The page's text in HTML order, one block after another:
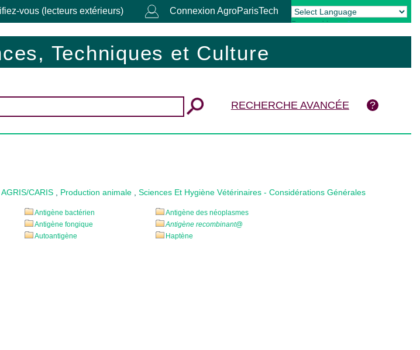
vous (lecteurs extérieurs) Connexion AgroParisTech
Powered by Translate
Techniques et Culture
RECHERCHE AVANCÉE
CARIS Production animale
Sciences Et Hygiène Vétérinaires - Considérations Générales
Antigène bactérien
Antigène des néoplasmes
Antigène fongique Antigène recombinant@
Autoantigène
Haptène